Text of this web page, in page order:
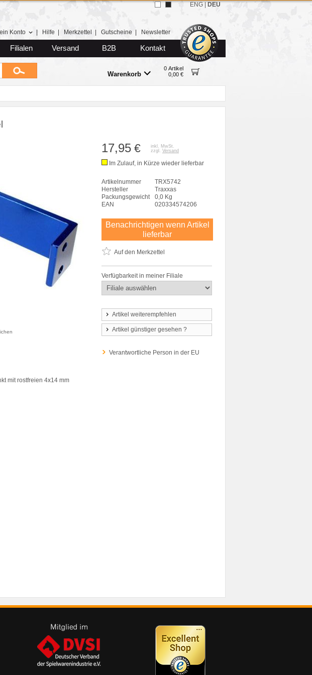
Konto Hilfe Merkzettel Gutscheine Newsletter
Filialen Versand B2B Kontakt
Warenkorb
0 Artikel
0,00 €
ENG DEU
mit rostfreien 4x14 mm
17,95 €
inkl. MwSt.
zzgl. Versand
Im Zulauf, in Kürze wieder lieferbar
Artikelnummer
TRX5742
Hersteller
Traxxas
Packungsgewicht
0,0 Kg
EAN
020334574206
Benachrichtigen wenn Artikel
lieferbar
Auf den Merkzettel
Verfügbarkeit in meiner Filiale
Artikel weiterempfehlen
Artikel günstiger gesehen ?
Verantwortliche Person in der EU